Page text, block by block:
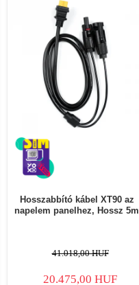
Hosszabbító kábel XT90 az
napelem panelhez, Hossz 5m
41.018,00 HUF
20.475,00 HUF